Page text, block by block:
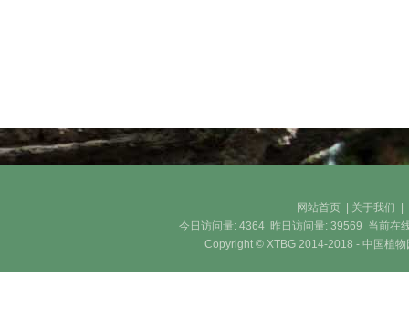
网站首页 关于我们
今日访问量: 4364 昨日访问量: 39569 当前在
Copyright © XTBG 2014-2018 - 中国